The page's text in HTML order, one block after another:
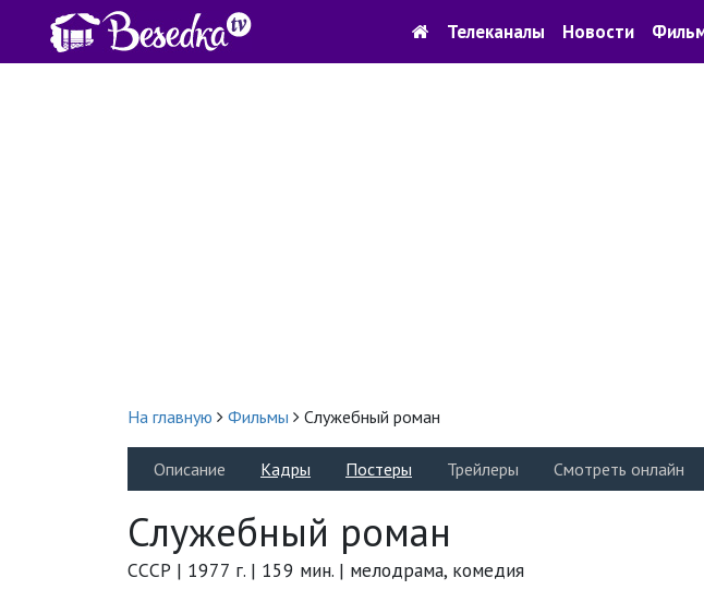
Телеканалы Новости
На главную Фильмы Служебный роман
Описание Кадры Постеры Трейлеры Смотреть онлайн
Служебный роман
СССР | 1977 г. | 159 мин. | мелодрама, комедия